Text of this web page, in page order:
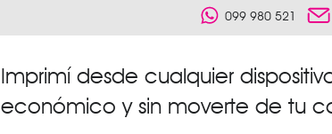
099 980 521
Imprimí desde cualquier
económico y sin moverte de tu